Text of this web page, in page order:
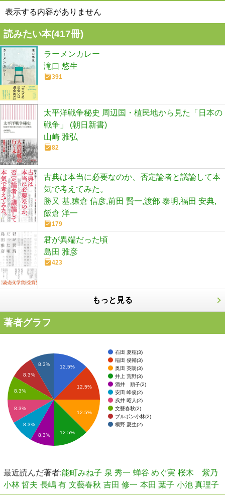
表示する内容がありません
読みたい本(417冊)
ラーメンカレー
滝口 悠生
391
太平洋戦争秘史 周辺国・植民地から見た「日本の
戦争」 (朝日新書)
山崎 雅弘
82
古典は本当に必要なのか、否定論者と議論して本
気で考えてみた。
勝又 基,猿倉 信彦,前田 賢一,渡部 泰明,福田 安典,
飯倉 洋一
179
君が異端だった頃
島田 雅彦
423
もっと見る
著者グラフ
石田 夏穂(3)
稲田 俊輔(3)
奥田 英朗(3)
井上 荒野(3)
酒井 順子(2)
安田 峰俊(2)
戌井 昭人(2)
文藝春秋(2)
ブルボン小林(2)
桐野 夏生(2)
12.5%
12.5%
12.5%
8.3%
8.3%
8.3%
8.3%
8.3%
8.3%
12.5%
最近読んだ著者:能町みね子 泉 秀一 蝉谷 めぐ実 桜木 紫乃
小林 哲夫 長嶋 有 文藝春秋 吉田 修一 本田 葉子 小池 真理子